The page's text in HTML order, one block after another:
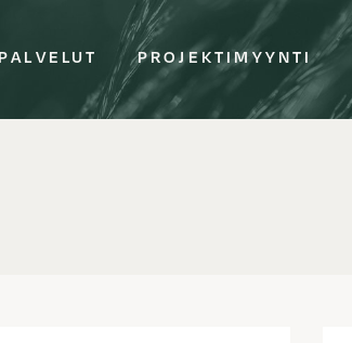
PALVELUT PROJEKTIMYYNTI